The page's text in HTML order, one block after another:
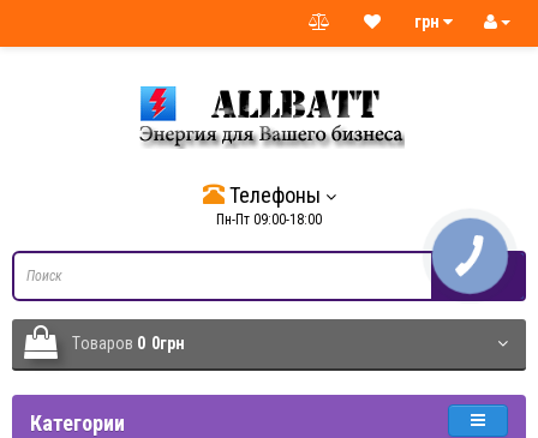
грн
Телефоны
Пн-Пт 09:00-18:00
Tоваров 0 0грн
Категории